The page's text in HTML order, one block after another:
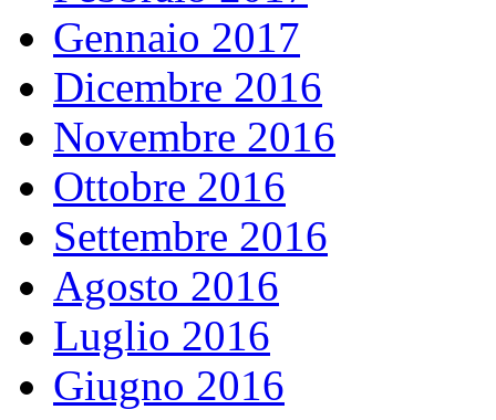
Gennaio 2017
Dicembre 2016
Novembre 2016
Ottobre 2016
Settembre 2016
Agosto 2016
Luglio 2016
Giugno 2016